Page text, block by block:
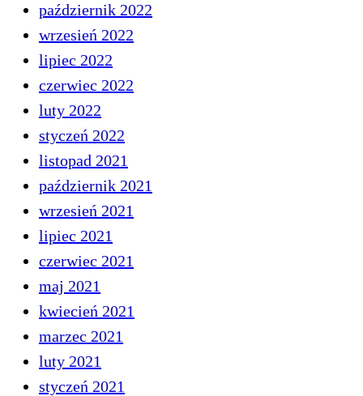
październik 2022
wrzesień 2022
lipiec 2022
czerwiec 2022
luty 2022
styczeń 2022
listopad 2021
październik 2021
wrzesień 2021
lipiec 2021
czerwiec 2021
maj 2021
kwiecień 2021
marzec 2021
luty 2021
styczeń 2021